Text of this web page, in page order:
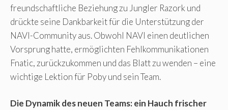
freundschaftliche Beziehung zu Jungler Razork und
drückte seine Dankbarkeit für die Unterstützung der
NAVI-Community aus. Obwohl NAVI einen deutlichen
Vorsprung hatte, ermöglichten Fehlkommunikationen
Fnatic, zurückzukommen und das Blatt zu wenden – eine
wichtige Lektion für Poby und sein Team.
Die Dynamik des neuen Teams: ein Hauch frischer